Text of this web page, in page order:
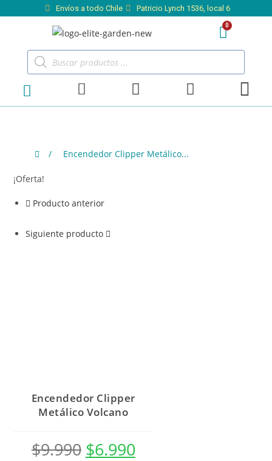
Envíos a todo Chile Patricio Lynch 1536, local 6
/ Encendedor Clipper Metálico...
¡Oferta!
Producto anterior
Siguiente producto
Encendedor Clipper
Metálico Volcano
$9.990 $6.990